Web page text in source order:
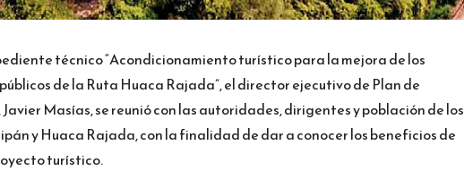
técnico “Acondicionamiento turístico para la mejora de los
de la Ruta Huaca Rajada”, el director ejecutivo de Plan de
Masías, se reunió con las autoridades, dirigentes y población de los
y Huaca Rajada, con la finalidad de dar a conocer los beneficios de
turístico.